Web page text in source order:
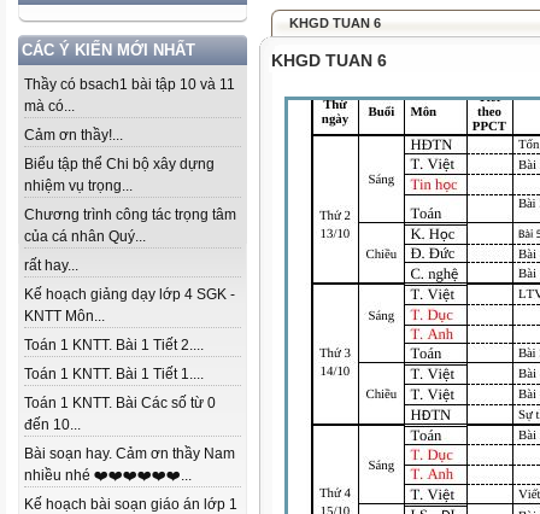
CÁC Ý KIẾN MỚI NHẤT
Thầy có bsach1 bài tập 10 và 11
mà có...
Cảm ơn thầy!...
Biểu tập thể Chi bộ xây dựng
nhiệm vụ trọng...
Chương trình công tác trọng tâm
của cá nhân Quý...
rất hay...
Kế hoạch giảng dạy lớp 4 SGK -
KNTT Môn...
Toán 1 KNTT. Bài 1 Tiết 2....
Toán 1 KNTT. Bài 1 Tiết 1....
Toán 1 KNTT. Bài Các số từ 0
đến 10...
Bài soạn hay. Cảm ơn thầy Nam
nhiều nhé ❤️❤️❤️❤️❤️❤️...
Kế hoạch bài soạn giáo án lớp 1
KHGD TUAN 6
KHGD TUAN 6